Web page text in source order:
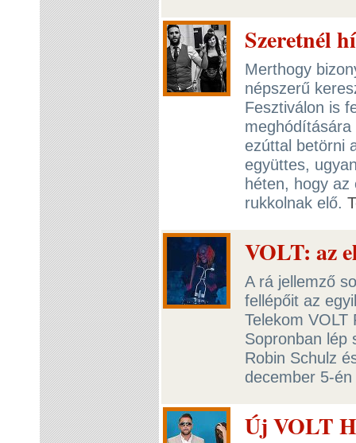
Szeretnél
Merthogy
népszerű
Fesztiválon is
meghódítására
ezúttal betörni
együttes,
héten, hogy az
rukkolnak elő.
VOLT: az
A rá jellemző
fellépőit az
Telekom
Sopronban lép
Robin Schulz
december 5-
Új VOLT